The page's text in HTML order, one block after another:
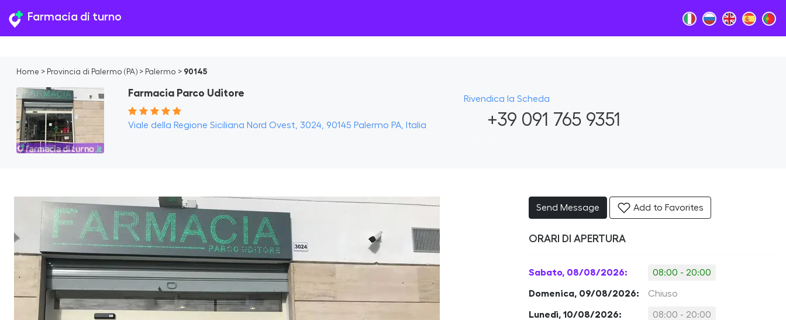
Farmacia di turno
Home > Provincia di Palermo (PA) > Palermo > 90145
Farmacia Parco Uditore
Viale della Regione Siciliana Nord Ovest, 3024, 90145 Palermo PA, Italia
Rivendica la Scheda
+39 091 765 9351
Send Message Add to Favorites
ORARI DI APERTURA
Sabato, 08/08/2026: 08:00 - 20:00
Domenica, 09/08/2026: Chiuso
Lunedì, 10/08/2026: 08:00 - 20:00